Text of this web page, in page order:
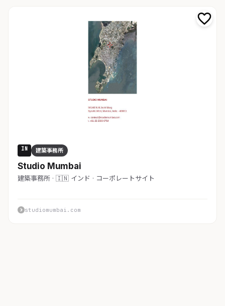
IN 建築事務所
Studio Mumbai
建築事務所 · 🇮🇳 インド · コーポレートサイト
studiomumbai.com